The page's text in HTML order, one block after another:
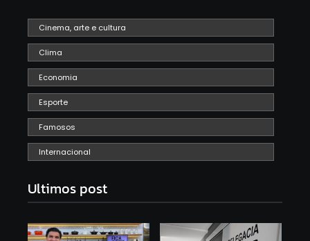
Cinema, arte e cultura
Clima
Economia
Esporte
Famosos
Internacional
Ultimos post